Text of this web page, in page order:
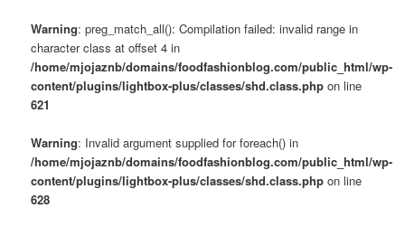
Warning: preg_match_all(): Compilation failed: invalid range in
character class at offset 4 in
/home/mjojaznb/domains/foodfashionblog.com/public_html/wp-
content/plugins/lightbox-plus/classes/shd.class.php on line
621
Warning: Invalid argument supplied for foreach() in
/home/mjojaznb/domains/foodfashionblog.com/public_html/wp-
content/plugins/lightbox-plus/classes/shd.class.php on line
628